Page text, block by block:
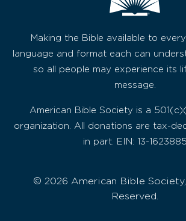
Making the Bible available to
language and format each can
so all people may experience its
message.
American Bible Society is a
organization. All donations are tax-
in part. EIN: 13-1623885
© 2026 American Bible
Reserved.